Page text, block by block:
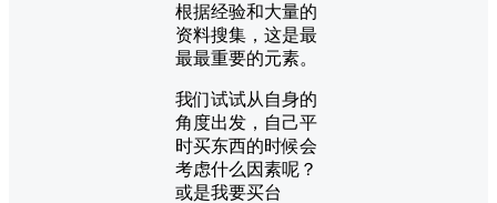
根据经验和大量的
资料搜集，这是最
最最重要的元素。
我们试试从自身的
角度出发，自己平
时买东西的时候会
考虑什么因素呢？
或是我要买台